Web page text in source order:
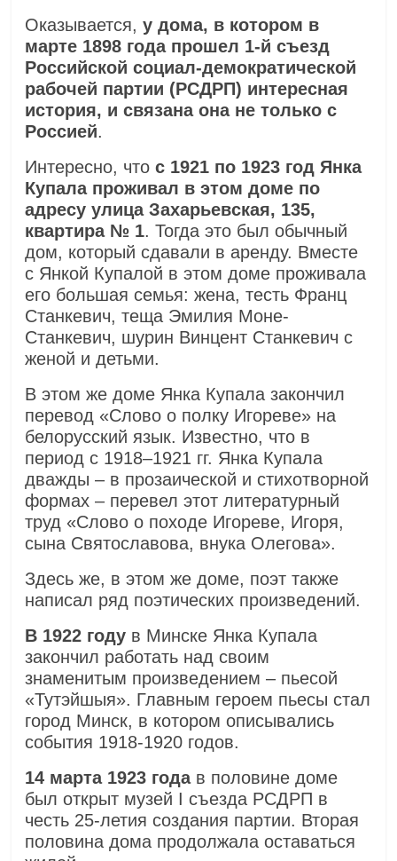
Оказывается,у дома, в котором в
марте 1898 года прошел 1-й съезд
Российской социал-демократической
рабочей партии (РСДРП) интересная
история, и связана она не только с
Россией.
Интересно, чтос 1921 по 1923 год Янка
Купала проживал в этом доме по
адресу улица Захарьевская, 135,
квартира № 1. Тогда это был обычный
дом, который сдавали в аренду. Вместе
с Янкой Купалой в этом доме проживала
его большая семья: жена, тесть Франц
Станкевич, теща Эмилия Моне-
Станкевич, шурин Винцент Станкевич с
женой и детьми.
В этом же доме Янка Купала закончил
перевод «Слово о полку Игореве» на
белорусский язык. Известно, что в
период с 1918–1921 гг. Янка Купала
дважды – в прозаической и стихотворной
формах – перевел этот литературный
труд «Слово о походе Игореве, Игоря,
сына Святославова, внука Олегова».
Здесь же, в этом же доме, поэт также
написал ряд поэтических произведений.
В 1922 году в Минске Янка Купала
закончил работать над своим
знаменитым произведением – пьесой
«Тутэйшыя». Главным героем пьесы стал
город Минск, в котором описывались
события 1918-1920 годов.
14 марта 1923 годав половине доме
был открыт музей I съезда РСДРП в
честь 25-летия создания партии. Вторая
половина дома продолжала оставаться